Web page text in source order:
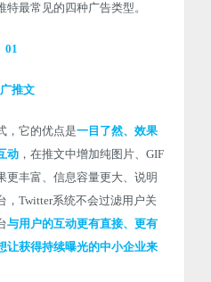
最常见的四种广告类型。
01
推文
，它的优点是一目了然、效果
动 ，在推文中增加纯图片、GIF
更丰富、信息容量更大、说明
，Twitter系统不会过滤用户关
与用户的互动更有直接、更有
让获得持续曝光的中小企业来